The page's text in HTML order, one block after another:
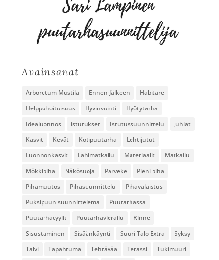
Avainsanat
Arboretum Mustila Ennen-Jälkeen
Habitare
Helppohoitoisuus
Hyvinvointi
Hyötytarha
Idealuonnos
istutukset Istutussuunnittelu
Juhlat
Kasvit
Kevät Kotipuutarha
Lehtijutut
Luonnonkasvit
Lähimatkailu Materiaalit
Matkailu
Mökkipiha
Näkösuoja Parveke
Pieni piha
Pihamuutos
Pihasuunnittelu
Pihavalaistus
Puksipuun suunnittelema
Puutarhassa
Puutarhatyylit
Puutarhavierailu
Rinne
Sisustaminen
Sisäänkäynti Suuri Talo Extra
Syksy
Talvi
Tapahtuma Tehtävää Terassi
Tukimuuri